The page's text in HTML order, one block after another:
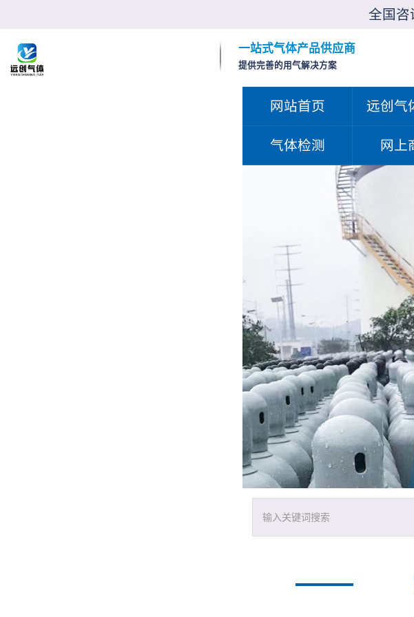
全国咨
一站式气体产品供应商
提供完善的用气解决方案
网站首页 远创气
气体检测 网上